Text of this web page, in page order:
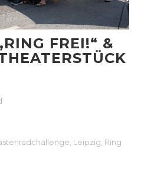
FREI!“ &
Leipzig Ring